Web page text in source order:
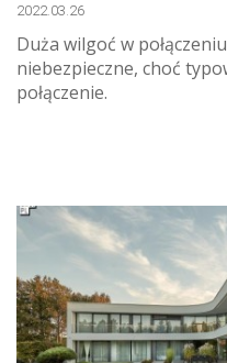
2022.03.26
Duża wilgoć w
niebezpieczne, choć
połączenie.